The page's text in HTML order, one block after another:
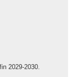
2029-2030.